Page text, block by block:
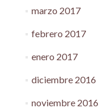
marzo 2017
febrero 2017
enero 2017
diciembre 2016
noviembre 2016